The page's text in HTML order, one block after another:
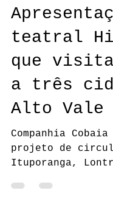
cobaiacenica
23 de abr.
2
teatral
que
a três